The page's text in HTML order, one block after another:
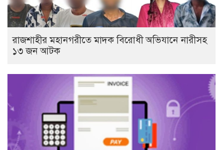
রাজশাহীর মহানগরীতে মাদক বিরোধী অভিযানে নারীসহ
১৩ জন আটক